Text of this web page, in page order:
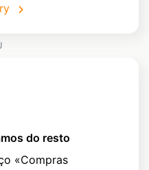
do resto
«Compras